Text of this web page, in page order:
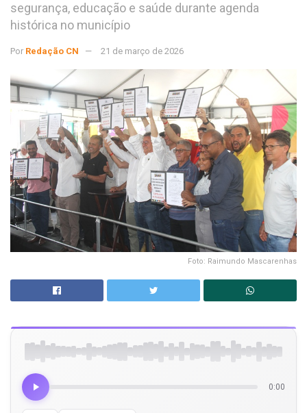
segurança, educação e saúde durante agenda
histórica no município
Por Redação CN 21 de março de 2026
Foto: Raimundo Mascarenhas
0:00